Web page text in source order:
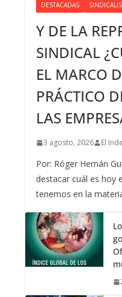
DESTACADAS
Y DE LA
SINDICAL
EL MARCO
PRÁCTICO
LAS
3 agosto, 2026 El
Por: Róger Hernán
destacar cuál es hoy
tenemos en la